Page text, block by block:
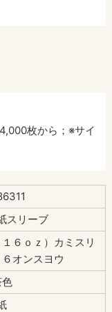
枚から；※サイ
スリーブ
６ｏｚ）カミスリ
オンスヨウ